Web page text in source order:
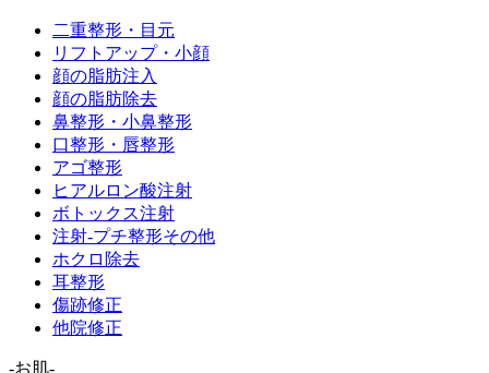
二重整形・目元
リフトアップ・小顔
顔の脂肪注入
顔の脂肪除去
鼻整形・小鼻整形
口整形・唇整形
アゴ整形
ヒアルロン酸注射
ボトックス注射
注射-プチ整形その他
ホクロ除去
耳整形
傷跡修正
他院修正
-お肌-